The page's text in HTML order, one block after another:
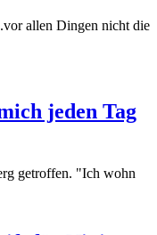
allen Dingen nicht die
jeden Tag
getroffen. "Ich wohn